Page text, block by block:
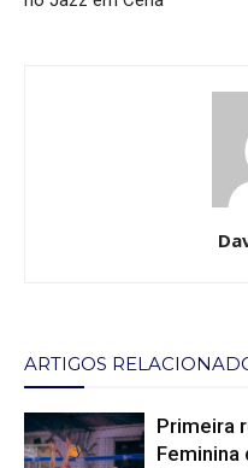
ARTIGOS
Primeira